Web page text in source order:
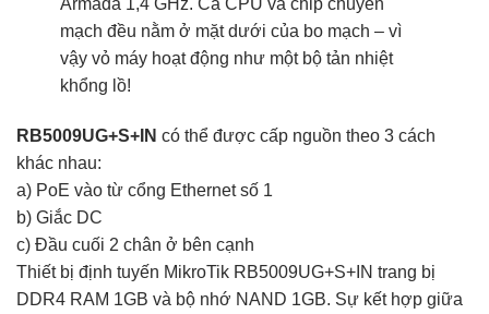
Armada 1,4 GHz. Cả CPU và chip chuyển
mạch đều nằm ở mặt dưới của bo mạch – vì
vậy vỏ máy hoạt động như một bộ tản nhiệt
khổng lồ!
RB5009UG+S+IN có thể được cấp nguồn theo 3 cách
khác nhau:
a) PoE vào từ cổng Ethernet số 1
b) Giắc DC
c) Đầu cuối 2 chân ở bên cạnh
Thiết bị định tuyến MikroTik RB5009UG+S+IN trang bị
DDR4 RAM 1GB và bộ nhớ NAND 1GB. Sự kết hợp giữa